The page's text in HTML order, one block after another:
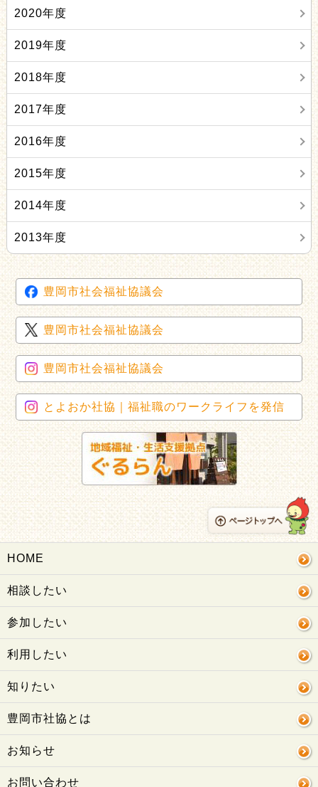
2020年度
2019年度
2018年度
2017年度
2016年度
2015年度
2014年度
2013年度
豊岡市社会福祉協議会
豊岡市社会福祉協議会
豊岡市社会福祉協議会
とよおか社協｜福祉職のワークライフを発信
HOME
相談したい
参加したい
利用したい
知りたい
豊岡市社協とは
お知らせ
お問い合わせ